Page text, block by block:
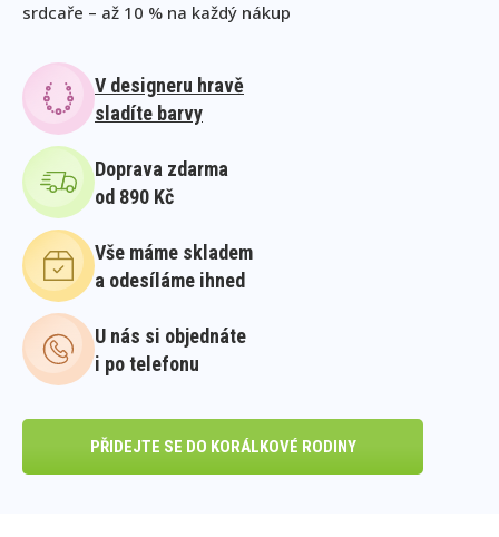
srdcaře – až 10 % na každý nákup
V designeru hravě
sladíte barvy
Doprava zdarma
od 890 Kč
Vše máme skladem
a odesíláme ihned
U nás si objednáte
i po telefonu
PŘIDEJTE SE DO KORÁLKOVÉ RODINY